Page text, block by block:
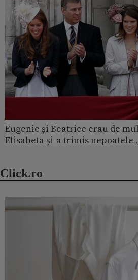
Eugenie și Beatrice erau de
Elisabeta și-a trimis nepoatele
Click.ro